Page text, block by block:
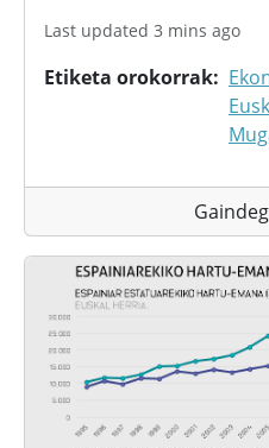
Last updated 3 mins ago
Etiketa orokorrak